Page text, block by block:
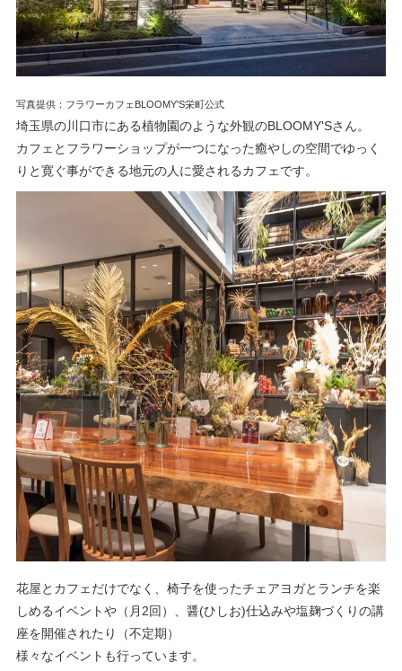
写真提供：フラワーカフェBLOOMY'S栄町公式
埼玉県の川口市にある植物園のような外観のBLOOMY'Sさん。
カフェとフラワーショップが一つになった癒やしの空間でゆっく
りと寛ぐ事ができる地元の人に愛されるカフェです。
花屋とカフェだけでなく、椅子を使ったチェアヨガとランチを楽
しめるイベントや（月2回）、 醤(ひしお)仕込みや塩麹づくりの講
座を開催されたり（不定期）
様々なイベントも行っています。